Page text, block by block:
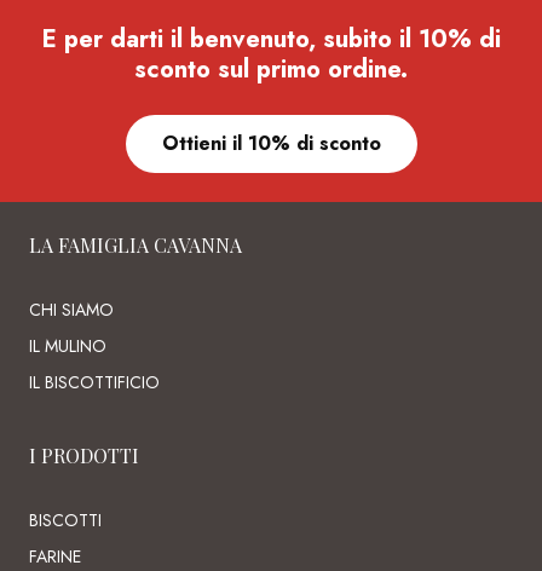
E per darti il benvenuto, subito il 10% di
sconto sul primo ordine.
Ottieni il 10% di sconto
LA FAMIGLIA CAVANNA
CHI SIAMO
IL MULINO
IL BISCOTTIFICIO
I PRODOTTI
BISCOTTI
FARINE